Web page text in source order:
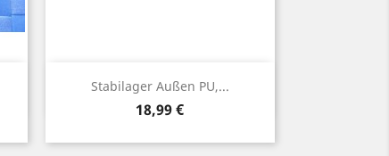
Stabilager Außen PU,...
Preis
18,99 €
Vorschau